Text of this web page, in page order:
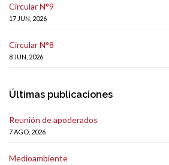
Circular N°9
17 JUN, 2026
Circular N°8
8 JUN, 2026
Últimas publicaciones
Reunión de apoderados
7 AGO, 2026
Medioambiente